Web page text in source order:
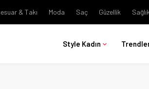
& Takı Moda Saç Güzellik Sağlık
Style Kadın